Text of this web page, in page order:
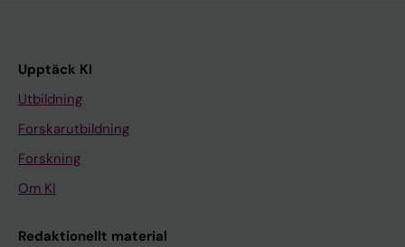
Upptäck KI
Utbildning
Forskarutbildning
Forskning
Om KI
Redaktionellt material